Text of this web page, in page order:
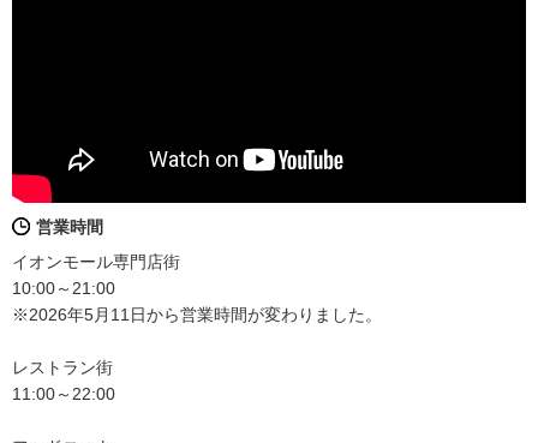
営業時間
イオンモール専門店街
10:00～21:00
※2026年5月11日から営業時間が変わりました。
レストラン街
11:00～22:00